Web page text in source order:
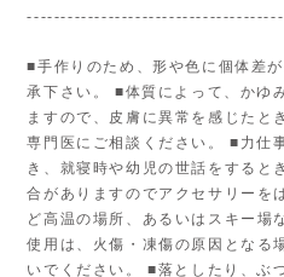
■手作りのため、形や色に個体差
承下さい。 ■体質によって、かゆ
ますので、皮膚に異常を感じたと
専門医にご相談ください。 ■力仕
き、就寝時や幼児の世話をすると
合がありますのでアクセサリーを
ど高温の場所、あるいはスキー場
使用は、火傷・凍傷の原因となる
いでください。 ■落としたり、ぶ